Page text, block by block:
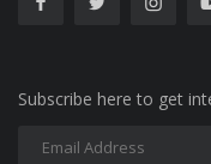
Subscribe here to get